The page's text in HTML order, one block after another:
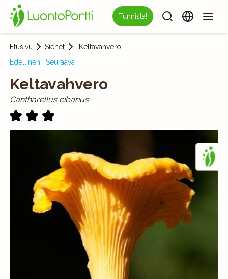
Tunnista!
Etusivu Sienet
Keltavahvero
Edellinen
Seuraava
Keltavahvero
Cantharellus cibarius